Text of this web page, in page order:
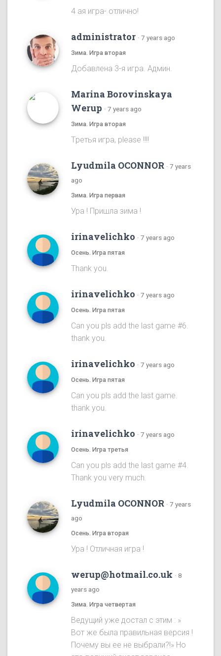
4 ая игра- отлично!
administrator · 7 years ago
Зима. Игра вторая
Добавлена 3-я игра. Админ.
Marina Borovinskaya
Werup · 7 years ago
Зима. Игра вторая
Tретья игра, please !!!!
Lyudmila OCONNOR · 7 years
ago
Зима. Игра первая
Ура ! Пришла зима !
irinavelichko · 7 years ago
Осень. Игра пятая
Thank you.
irinavelichko · 7 years ago
Осень. Игра пятая
Can you pls add the last game #6.
thank you.
irinavelichko · 7 years ago
Осень. Игра пятая
Can you pls add the last game.
thank you.
irinavelichko · 7 years ago
Осень. Игра третья
Can you pls add the last game #4.
Thank you very much.
Lyudmila OCONNOR · 7 years
ago
Осень. Игра вторая
Ура ! Отличная игра !
werup@hotmail.co.uk · 8
years ago
Зима. Игра четвертая
Ведущий уже достал с этим : »
Вот же была правильная версия !
Почему вы ее не выбрали?!» Но